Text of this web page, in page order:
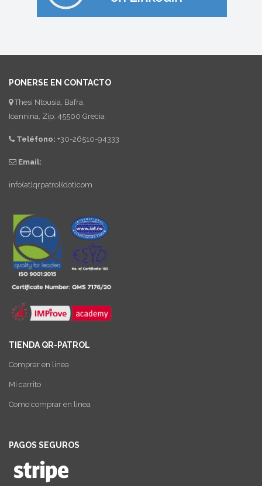
PONERSE EN CONTACTO
Thesi Ntousia, Bafra,
Ioannina, Zip: 45500 Grecia
Teléfono: +30-26510-94333
Email:
info(at)qrpatrol(dot)com
TIENDA QR-PATROL
Comprar en linea
Mi carrito
Como comprar en linea
PAGOS SEGUROS